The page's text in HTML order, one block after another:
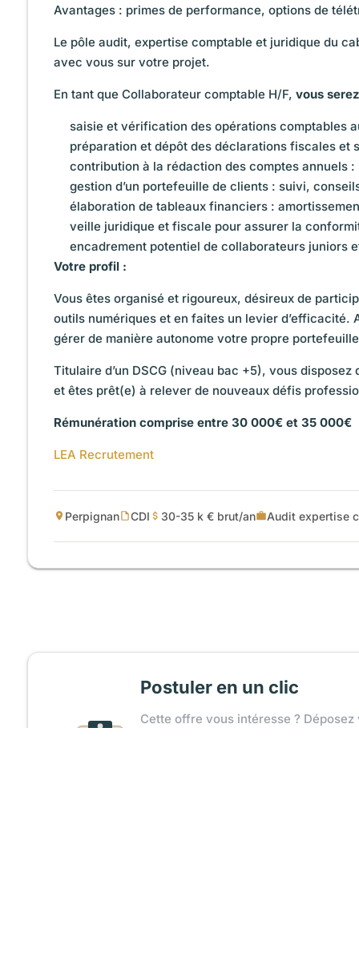
Avantages : primes de performance, options de
Le pôle audit, expertise comptable et juridique du
avec vous sur votre projet.
En tant que Collaborateur comptable H/F, vous
saisie et vérification des opérations comptables
préparation et dépôt des déclarations fiscales et
contribution à la rédaction des comptes annuels
gestion d’un portefeuille de clients : suivi,
élaboration de tableaux financiers :
veille juridique et fiscale pour assurer la
encadrement potentiel de collaborateurs juniors
Votre profil :
Vous êtes organisé et rigoureux, désireux de
outils numériques et en faites un levier
gérer de manière autonome votre propre
Titulaire d’un DSCG (niveau bac +5), vous disposez
et êtes prêt(e) à relever de nouveaux défis
Rémunération comprise entre 30 000€ et 35 000€
LEA Recrutement
Perpignan CDI 30-35 k € brut/an Audit expertise
Postuler en un clic
Cette offre vous intéresse ?